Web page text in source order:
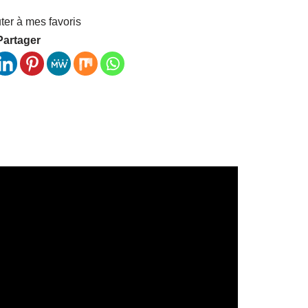
à mes favoris